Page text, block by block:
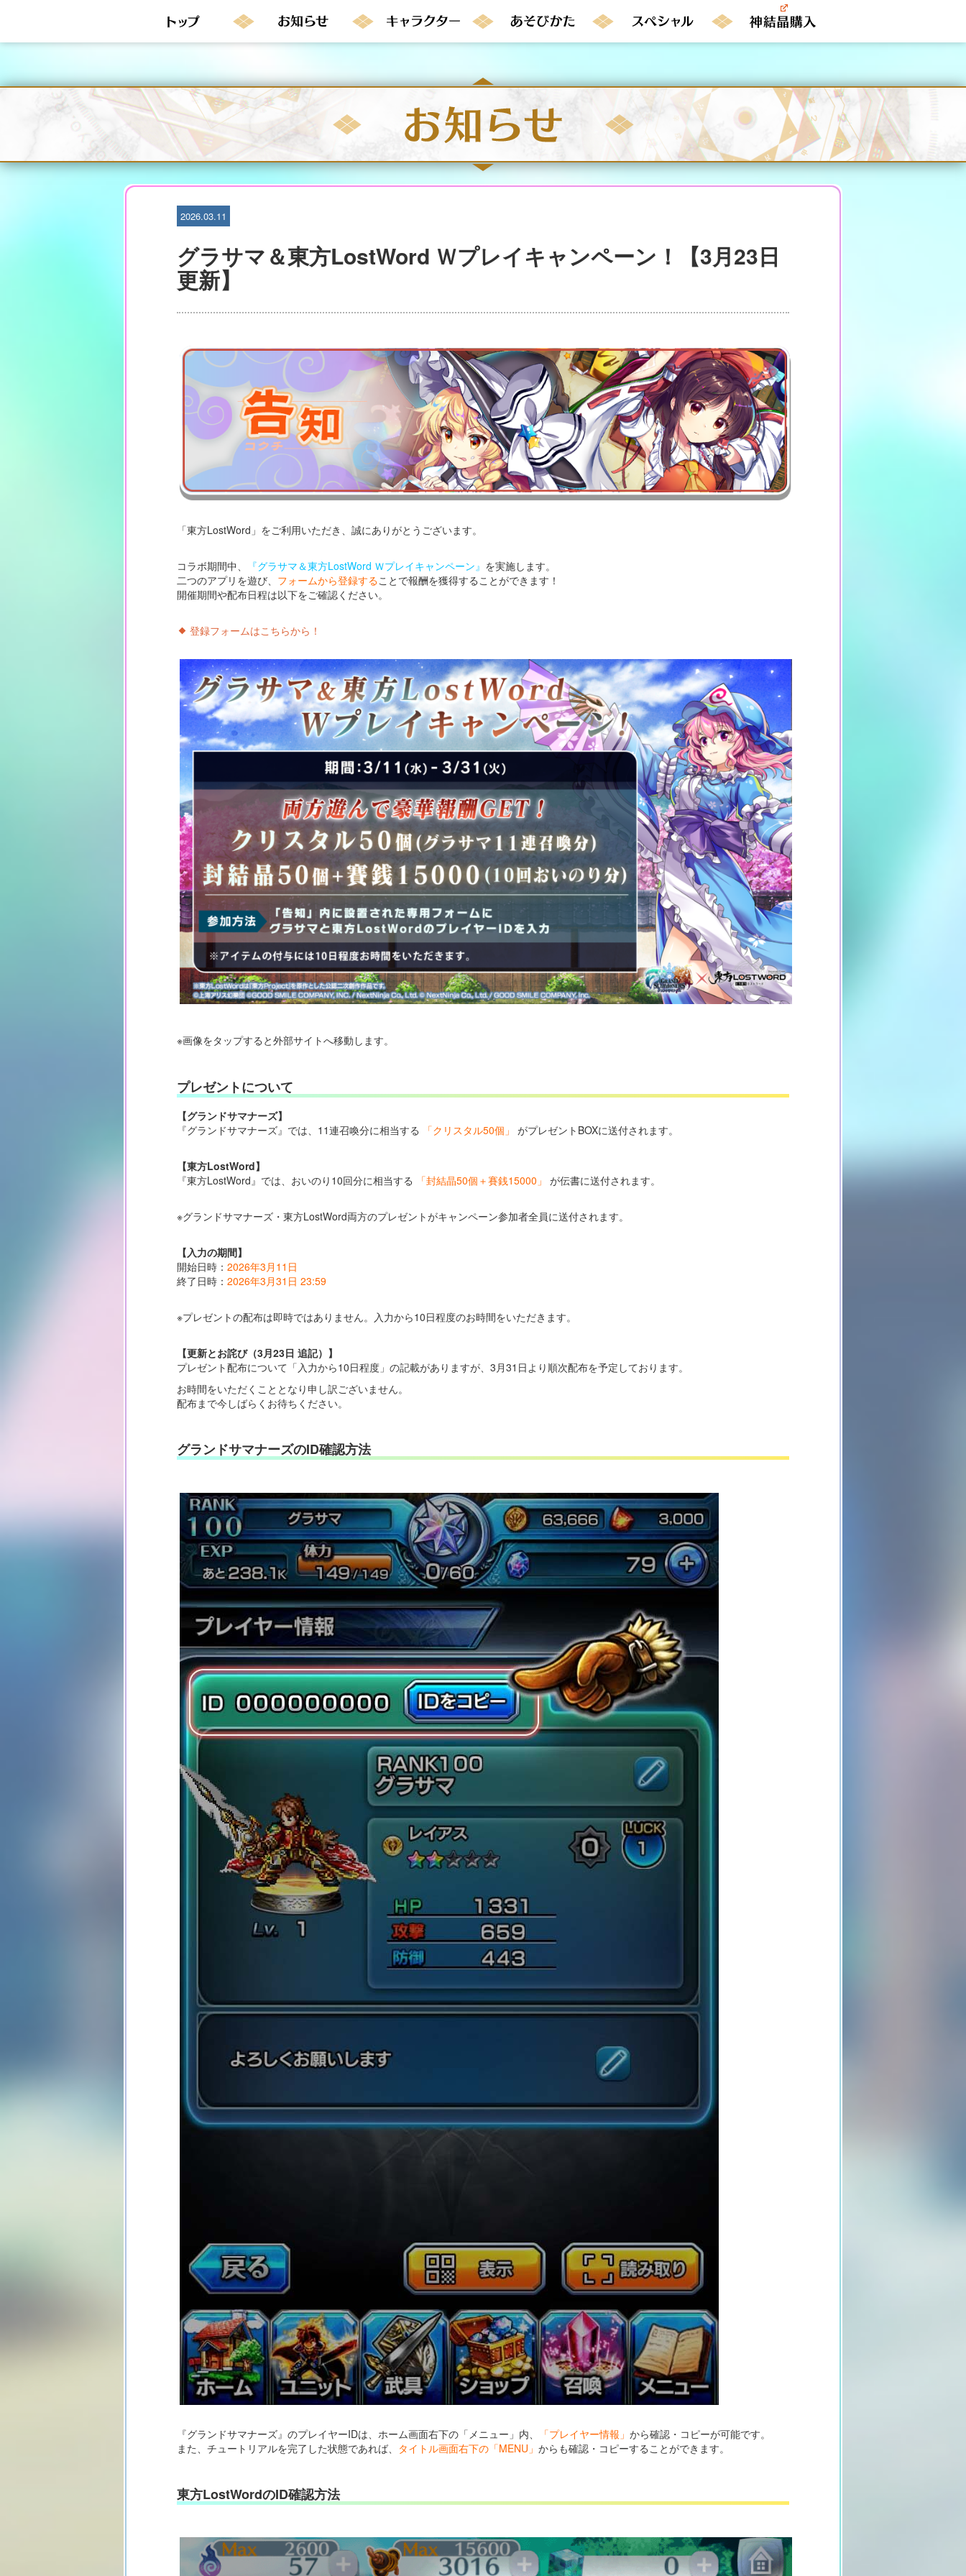
o
n
2026.03.11
グラサマ＆東方LostWord Ｗプレイキャンペーン！【3月23日
更新】
「東方LostWord」をご利用いただき、誠にありがとうございます。
コラボ期間中、 『グラサマ＆東方LostWord Ｗプレイキャンペーン』 を実施します。
二つのアプリを遊び、 フォームから登録することで報酬を獲得することができます！
開催期間や配布日程は以下をご確認ください。
登録フォームはこちらから！
※画像をタップすると外部サイトへ移動します。
プレゼントについて
【グランドサマナーズ】
『グランドサマナーズ』では、11連召喚分に相当する 「クリスタル50個」 がプレゼントBOXに送付されます。
【東方LostWord】
『東方LostWord』では、おいのり10回分に相当する
「封結晶50個＋賽銭15000」 が伝書に送付されます。
※グランドサマナーズ・東方LostWord両方のプレゼントがキャンペーン参加者全員に送付されます。
【入力の期間】
開始日時： 2026年3月11日
終了日時： 2026年3月31日 23:59
※プレゼントの配布は即時ではありません。入力から10日程度のお時間をいただきます。
【更新とお詫び（3月23日 追記）】
プレゼント配布について「入力から10日程度」の記載がありますが、3月31日より順次配布を予定しております。
お時間をいただくこととなり申し訳ございません。
配布まで今しばらくお待ちください。
グランドサマナーズのID確認方法
『グランドサマナーズ』のプレイヤーIDは、ホーム画面右下の「メニュー」内、 「プレイヤー情報」 から確認・コピーが可能です。
また、チュートリアルを完了した状態であれば、 タイトル画面右下の「MENU」 からも確認・コピーすることができます。
東方LostWordのID確認方法